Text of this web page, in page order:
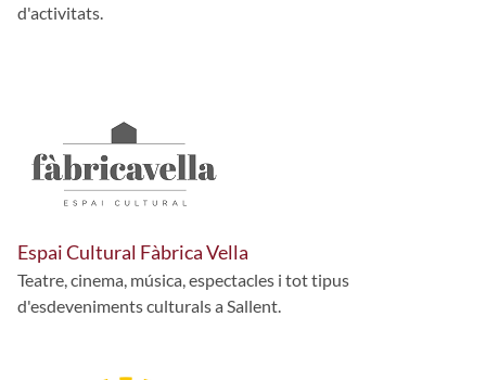
d'activitats.
Espai Cultural Fàbrica Vella
Teatre, cinema, música, espectacles i tot tipus
d'esdeveniments culturals a Sallent.